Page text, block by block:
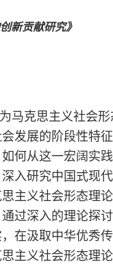
新贡献研究》
马克思主义社会
发展的阶段性特
何从这一宏阔实
入研究中国式现
主义社会形态理
过深入的理论探
在汲取中华优秀
主义社会形态理论